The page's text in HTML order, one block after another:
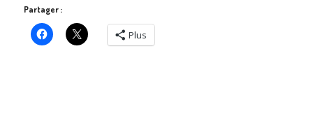
Partager :
Plus